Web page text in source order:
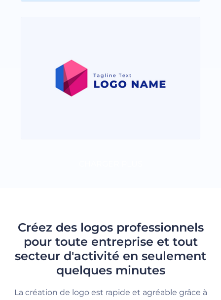
Créez des logos professionnels
pour toute entreprise et tout
secteur d'activité en seulement
quelques minutes
La création de logo est rapide et agréable grâce à